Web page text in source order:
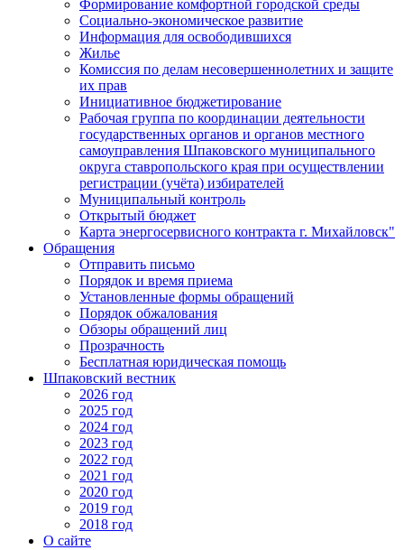
Формирование комфортной городской среды
Социально-экономическое развитие
Информация для освободившихся
Жилье
Комиссия по делам несовершеннолетних и защите
их прав
Инициативное бюджетирование
Рабочая группа по координации деятельности
государственных органов и органов местного
самоуправления Шпаковского муниципального
округа ставропольского края при осуществлении
регистрации (учёта) избирателей
Муниципальный контроль
Открытый бюджет
Карта энергосервисного контракта г. Михайловск"
Обращения
Отправить письмо
Порядок и время приема
Установленные формы обращений
Порядок обжалования
Обзоры обращений лиц
Прозрачность
Бесплатная юридическая помощь
Шпаковский вестник
2026 год
2025 год
2024 год
2023 год
2022 год
2021 год
2020 год
2019 год
2018 год
О сайте